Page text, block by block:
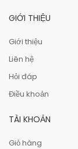
GIỚI THIỆU
Giới thiệu
Liên hệ
Hỏi đáp
Điều khoản
TÀI KHOẢN
Giỏ hàng